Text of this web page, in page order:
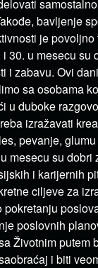
bavljenje
je povoljno
30. u mesecu su
i zabavu. Ovi
sa osobama
u duboke
izražavati
pevanje,
mesecu su dobri
i karijernih
ciljeve za
pokretanju
poslovnih
Životnim putem
i biti